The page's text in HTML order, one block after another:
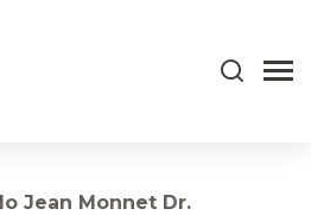
Jean Monnet Dr.